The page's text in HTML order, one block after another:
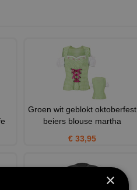
Groen wit geblokt oktoberfest
beiers blouse martha
€ 33,95
×